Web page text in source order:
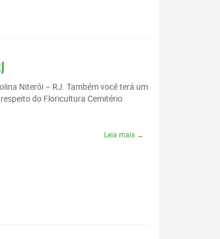
Niterói – RJ. Também você terá um
do Floricultura Cemitério
Leia mais →